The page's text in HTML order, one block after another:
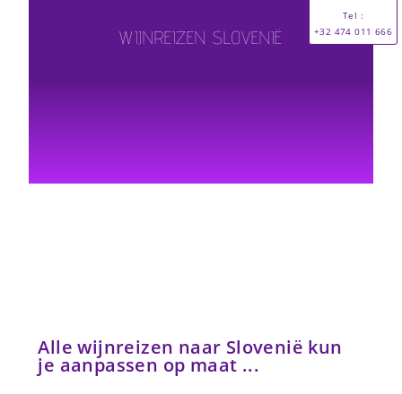
WIJNREIZEN SLOVENIË
Tel :
+32 474 011 666
Alle wijnreizen naar Slovenië kun
je aanpassen op maat ...